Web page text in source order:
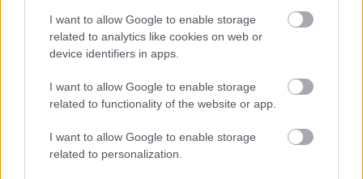
I want to allow Google to enable storage
related to analytics like cookies on web or
device identifiers in apps.
I want to allow Google to enable storage
related to functionality of the website or app.
I want to allow Google to enable storage
related to personalization.